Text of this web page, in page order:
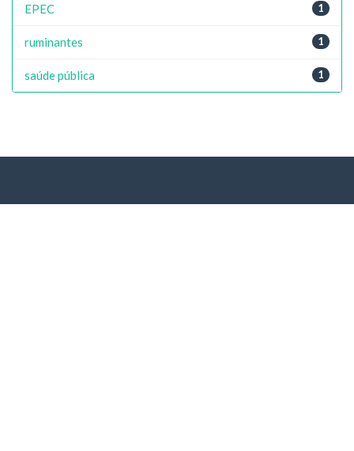
1
EPEC
1
ruminantes
1
saúde pública